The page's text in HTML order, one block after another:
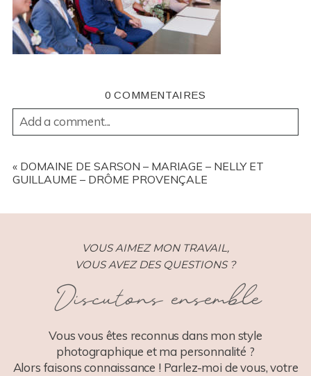
0 COMMENTAIRES
Add a comment...
REQUIRED FIELDS ARE MARKED *
POST COMMENT
« DOMAINE DE SARSON – MARIAGE – NELLY ET
GUILLAUME – DRÔME PROVENÇALE
VOUS AIMEZ MON TRAVAIL,
VOUS AVEZ DES QUESTIONS ?
Discutons ensemble
Vous vous êtes reconnus dans mon style
photographique et ma personnalité ?
Alors faisons connaissance ! Parlez-moi de vous, votre